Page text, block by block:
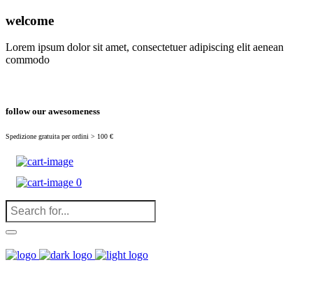
welcome
Lorem ipsum dolor sit amet, consectetuer adipiscing elit aenean
commodo
follow our awesomeness
Spedizione gratuita per ordini > 100 €
0